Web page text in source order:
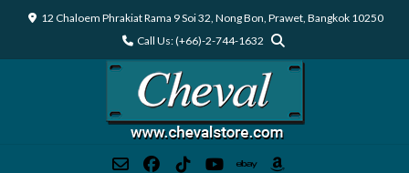
12 Chaloem Phrakiat Rama 9 Soi 32, Nong Bon, Prawet, Bangkok 10250
Call Us: (+66)-2-744-1632